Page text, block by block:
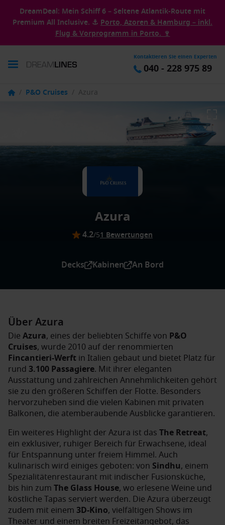
DreamDeal: Mein Schiff 6 – Seltene Atlantik-Route mit
Premium All Inclusive. ⚓ Porto, Azoren & Hamburg – inkl.
Flug & Vorprogramm in Porto. 🍷
Kontaktieren Sie einen Experten
040 - 228 975 89
/ P&O Cruises / Azura
Azura
4.2/51 Bewertungen
Decks Kabinen An Bord
Über Azura
Die Azura, eines der beliebten Schiffe von P&O
Cruises, wurde 2010 auf der renommierten
Fincantieri-Werft in Italien gebaut und bietet Platz für
rund 3.100 Passagiere. Mit ihrer eleganten
Ausstattung und zahlreichen Annehmlichkeiten gehört
sie zu den größeren Schiffen der Flotte. Besonders
hervorzuheben sind die vielen Kabinen mit privaten
Balkonen, die atemberaubende Ausblicke garantieren.
Ein weiteres Highlight der Azura ist das The Retreat,
ein exklusiver, ruhiger Bereich für Erwachsene, ideal
für Entspannung unter freiem Himmel. Auch
kulinarisch wird einiges geboten: von Sindhu, einem
Spezialitätenrestaurant mit indischer Fusionsküche,
bis hin zum The Glass House, wo erlesene Weine und
köstliche Tapas serviert werden. Die Azura überzeugt
zudem mit einem 3D-Kino, vielfältigen Shows im
Theater und einem breiten Freizeitangebot, das